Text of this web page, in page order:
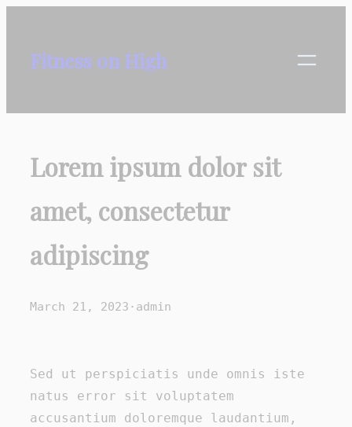
content
Fitness on High
Lorem ipsum dolor sit
amet, consectetur
adipiscing
March 21, 2023 · admin
Sed ut perspiciatis unde omnis iste
natus error sit voluptatem
accusantium doloremque laudantium,